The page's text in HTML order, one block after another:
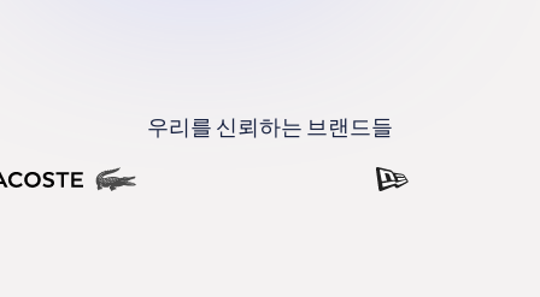
우리를 신뢰하는 브랜드들